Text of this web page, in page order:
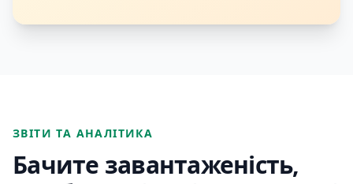
ЗВІТИ ТА АНАЛІТИКА
Бачите завантаженість,